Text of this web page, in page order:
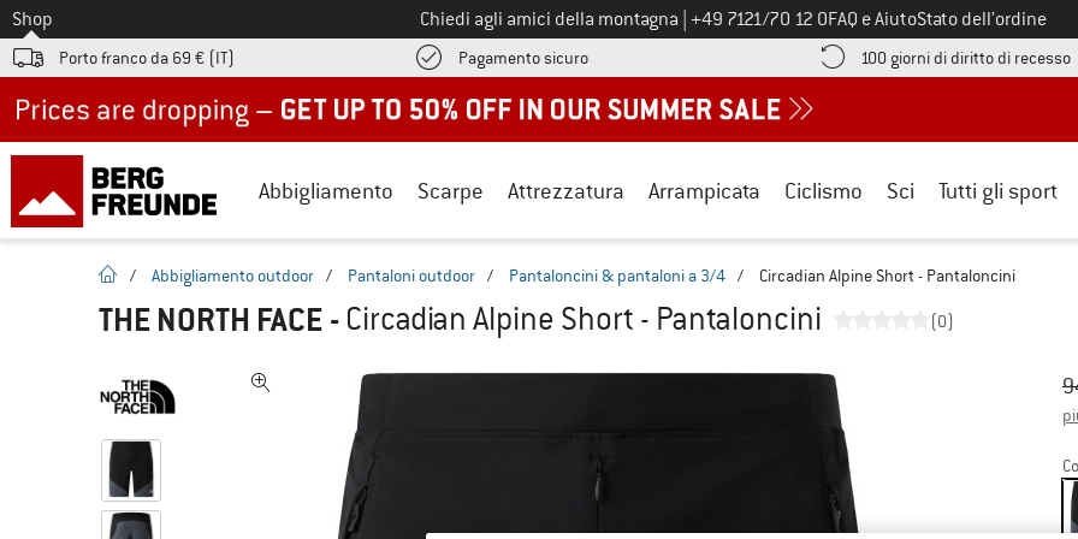
Allo
Shop Chiedi agli amici della montagna Chiamaci al numero
+49 7121/70 12 0FAQ e AiutoStato dell’ordine
Porto franco da 69 € (IT) Pagamento sicuroQui trovi le informazioni di pagamento! Si apre in una casella
100 giorni di diritto di recesso
Abbigliamento Scarpe Attrezzatura Arrampicata Ciclismo Sci Tutti gli sport
pagina iniziale
/ Abbigliamento outdoor / Pantaloni outdoor / Pantaloncini & pantaloni a 3/4 / Circadian Alpine Short - Pantaloncini
THE NORTH FACE - Circadian Alpine Short - Pantaloncini (0)